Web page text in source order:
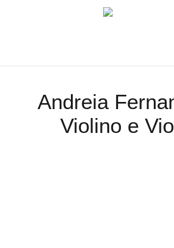
Andreia
Violino e